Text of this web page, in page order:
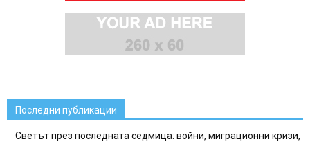
Последни публикации
Светът през последната седмица: войни, миграционни кризи,